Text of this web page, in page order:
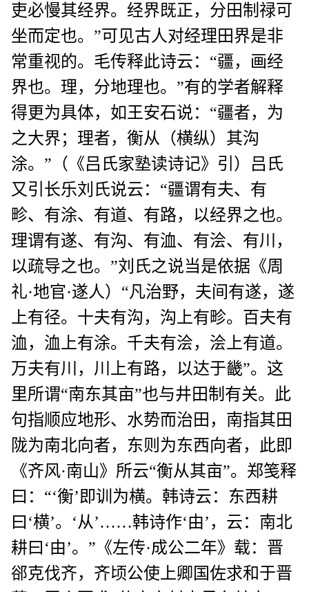
吏必慢其经界。经界既正，分田制禄可
坐而定也。”可见古人对经理田界是非
常重视的。毛传释此诗云：“疆，画经
界也。理，分地理也。”有的学者解释
得更为具体，如王安石说：“疆者，为
之大界；理者，衡从（横纵）其沟
涂。”（《吕氏家塾读诗记》引）吕氏
又引长乐刘氏说云：“疆谓有夫、有
畛、有涂、有道、有路，以经界之也。
理谓有遂、有沟、有洫、有浍、有川，
以疏导之也。”刘氏之说当是依据《周
礼·地官·遂人）“凡治野，夫间有遂，遂
上有径。十夫有沟，沟上有畛。百夫有
洫，洫上有涂。千夫有浍，浍上有道。
万夫有川，川上有路，以达于畿”。这
里所谓“南东其亩”也与井田制有关。此
句指顺应地形、水势而治田，南指其田
陇为南北向者，东则为东西向者，此即
《齐风·南山》所云“衡从其亩”。郑笺释
曰：“‘衡’即训为横。韩诗云：东西耕
曰‘横’。‘从’……韩诗作‘由’，云：南北
耕曰‘由’。”《左传·成公二年》载：晋
郤克伐齐，齐顷公使上卿国佐求和于晋